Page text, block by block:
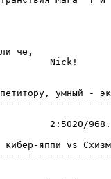
че,
Nick!
умный -
2:5020/
или кибер-